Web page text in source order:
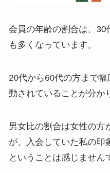
会員の年齢の割合は、30
も多くなっています。
20代から60代の方まで
動されていることが分か
男女比の割合は女性の方
が、入会していた私の印
ということは感じません